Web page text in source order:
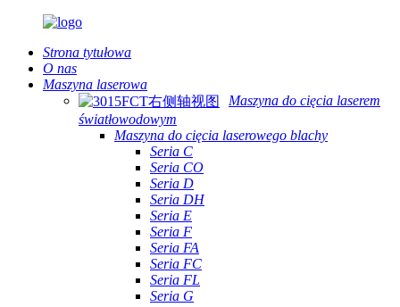
Strona tytułowa
O nas
Maszyna laserowa
Maszyna do cięcia laserem
światłowodowym
Maszyna do cięcia laserowego blachy
Seria C
Seria CO
Seria D
Seria DH
Seria E
Seria F
Seria FA
Seria FC
Seria FL
Seria G